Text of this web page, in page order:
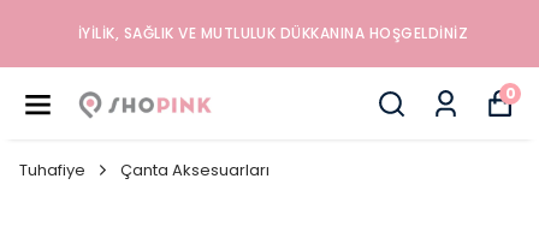
İYILIK, SAĞLIK VE MUTLULUK DÜKKANINA HOŞGELDINIZ
0
Tuhafiye Çanta Aksesuarları